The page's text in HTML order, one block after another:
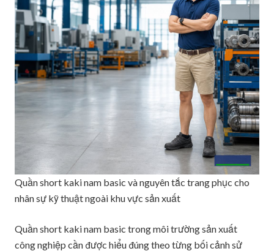
Quần short kaki nam basic và nguyên tắc trang phục cho
nhân sự kỹ thuật ngoài khu vực sản xuất
Quần short kaki nam basic trong môi trường sản xuất
công nghiệp cần được hiểu đúng theo từng bối cảnh sử